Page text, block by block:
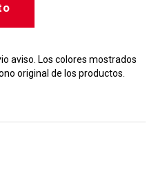
aviso. Los colores mostrados
original de los productos.